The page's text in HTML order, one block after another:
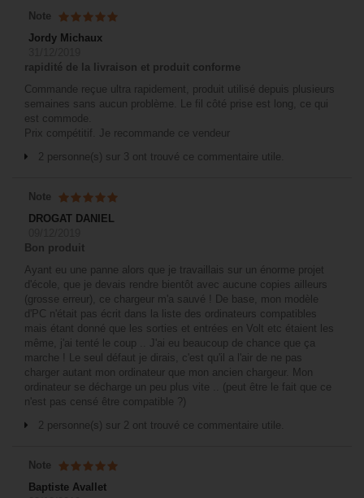
Note
Jordy Michaux
rapidité de la livraison et produit conforme
Commande reçue ultra rapidement, produit utilisé depuis plusieurs
semaines sans aucun problème. Le fil côté prise est long, ce qui
est commode.
Prix compétitif. Je recommande ce vendeur
2 personne(s) sur 3 ont trouvé ce commentaire utile.
Note
DROGAT DANIEL
Bon produit
Ayant eu une panne alors que je travaillais sur un énorme projet
d'école, que je devais rendre bientôt avec aucune copies ailleurs
(grosse erreur), ce chargeur m'a sauvé ! De base, mon modèle
d'PC n'était pas écrit dans la liste des ordinateurs compatibles
mais étant donné que les sorties et entrées en Volt etc étaient les
même, j'ai tenté le coup .. J'ai eu beaucoup de chance que ça
marche ! Le seul défaut je dirais, c'est qu'il a l'air de ne pas
charger autant mon ordinateur que mon ancien chargeur. Mon
ordinateur se décharge un peu plus vite .. (peut être le fait que ce
n'est pas censé être compatible ?)
2 personne(s) sur 2 ont trouvé ce commentaire utile.
Note
Baptiste Avallet